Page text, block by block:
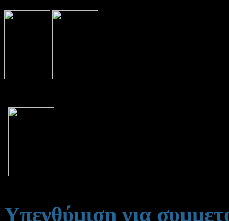
Υπενθύμιση για